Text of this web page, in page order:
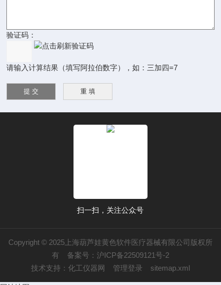
验证码：
请输入计算结果（填写阿拉伯数字），如：三加四=7
扫一扫，关注公众号
Copyright © 2025上海葫芦娃黄色软件医疗器械有限公司版权所
有 备案号：沪ICP备22509121号-2
技术支持： 化工仪器网 管理登录 sitemap.xml